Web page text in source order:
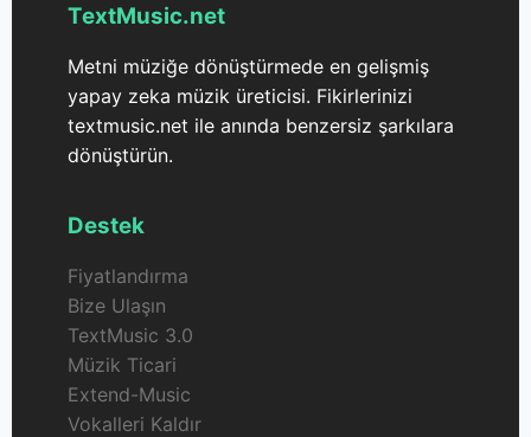
TextMusic.net
Metni müziğe dönüştürmede en gelişmiş
yapay zeka müzik üreticisi. Fikirlerinizi
textmusic.net ile anında benzersiz şarkılara
dönüştürün.
Destek
Fiyatlandırma
Bize Ulaşın
TextMusic 3.0
Müzik Ticari
Extend-Music
Vokalleri Kaldır